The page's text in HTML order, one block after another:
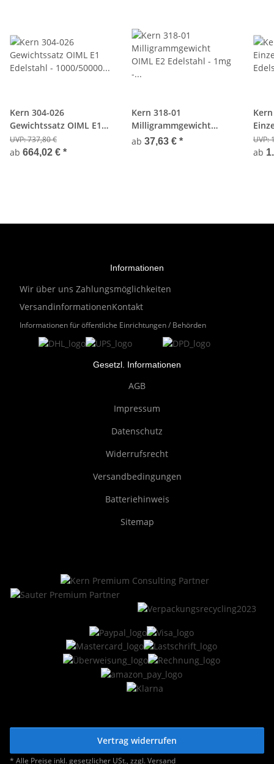
Kern 304-026
Gewichtssatz OIML E1
Edelstahl - 1000/50000
mg - Aluminium-Koffer
UVP:737,80 €
ab 664,02 € *
Kern 318-01
Milligrammgewicht
OIML E2 Edelstahl - 1mg
ab 37,63 € * UVP:
ab
Informationen
Wir über uns Zahlungsmöglichkeiten
VersandinformationenKontakt
Informationen für öffentliche Einrichtungen / Behörden
Gesetzl. Informationen
AGB
Impressum
Datenschutz
Widerrufsrecht
Versandbedingungen
Batteriehinweis
Sitemap
Vertrag widerrufen
* Alle Preise inkl. gesetzlicher USt., zzgl.Versand